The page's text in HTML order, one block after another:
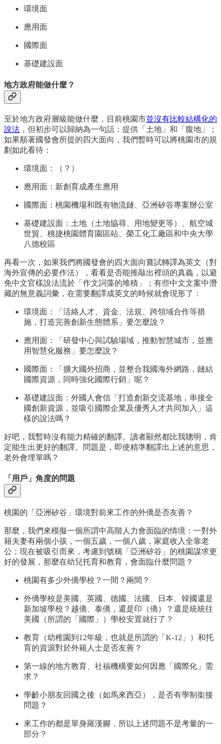
環境面
應用面
國際面
基礎建設面
地方政府能做什麼？
至於地方政府層級能做什麼，目前桃園市並沒有比較結構化的
說法 ，但初步可以歸納為一句話：提供「土地」和「腹地」；
如果順著國發會所提的四大面向，我們暫時可以將桃園市的規
劃如此看待：
環境面：（？）
應用面：新創育成產生應用
國際面：桃園機場和既有物流鏈、亞洲矽谷專案辦公室
基礎建設面：土地（土地協尋、用地變更等）、航空城
世貿、桃捷桃園體育園區站、榮工化工廠區和中央大學
八德校區
再看一次，如果我們將國發會的四大面向嘗試轉譯為英文（對
海外宣傳的必要作法），看看是否能推敲出裡頭的真義，以避
免中文官樣說法流於「作文詞藻的堆積」；有些中文文案中潛
藏的無意義詞彙，在需要翻譯成英文的時候就會現形了：
環境面：「活絡人才、資金、法規、跨領域合作等措
施，打造完善創新生態體系」要怎麼說？
應用面：「研發中心與試驗場域，推動智慧城市，並應
用智慧化服務」要怎麼說？
國際面：「擴大國外招商，並整合我國海外網路，鏈結
國際資源，同時強化國際行銷」呢？
基礎建設面：外國人會信「打造創新交流基地，串接全
國創新資源，並吸引國際企業及優秀人才共同加入」這
樣的說法嗎？
好吧，我暫時沒有能力精確的翻譯。讀者顯然都比我聰明，肯
定能生出更好的翻譯。問題是，即使精準翻譯出上述的意思，
老外會埋單嗎？
「用戶」角度的問題
桃園的「亞洲矽谷」環境對前來工作的外僑是否友善？
那麼，我們來模擬一個所謂中高階人力會面臨的情境：一對外
籍夫妻有兩個小孩，一個五歲，一個八歲，家庭收入全靠老
公；現在被吸引而來，考慮到號稱「亞洲矽谷」的桃園謀求更
好的發展，那麼在幼兒托育和教育，會面臨什麼問題？
桃園有多少外僑學校？一間？兩間？
外僑學校是美國、英國、德國、法國、日本、韓國還是
新加坡學校？越僑、泰僑，還是印（僑）？還是統統往
美國（所謂的「國際」）學校安置就行了？
教育（幼稚園到12年級，也就是所謂的「K-12」）和托
育的資源對於外籍人士是否友善？
第一線的地方教育、社福機構要如何因應「國際化」需
求？
學齡小朋友回國之後（如馬來西亞），是否有學制銜接
問題？
來工作的都是單身羅漢腳，所以上述問題不是考量的一
部分？